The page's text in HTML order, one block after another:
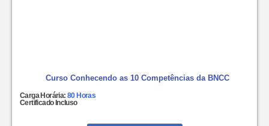
Curso Conhecendo as 10 Competências da BNCC
Carga Horária:80 Horas
Certificado Incluso